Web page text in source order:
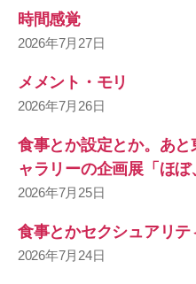
時間感覚
2026年7月27日
メメント・モリ
2026年7月26日
食事とか設定とか。あ
ャラリーの企画展「ほぼ
2026年7月25日
食事とかセクシュアリテ
2026年7月24日